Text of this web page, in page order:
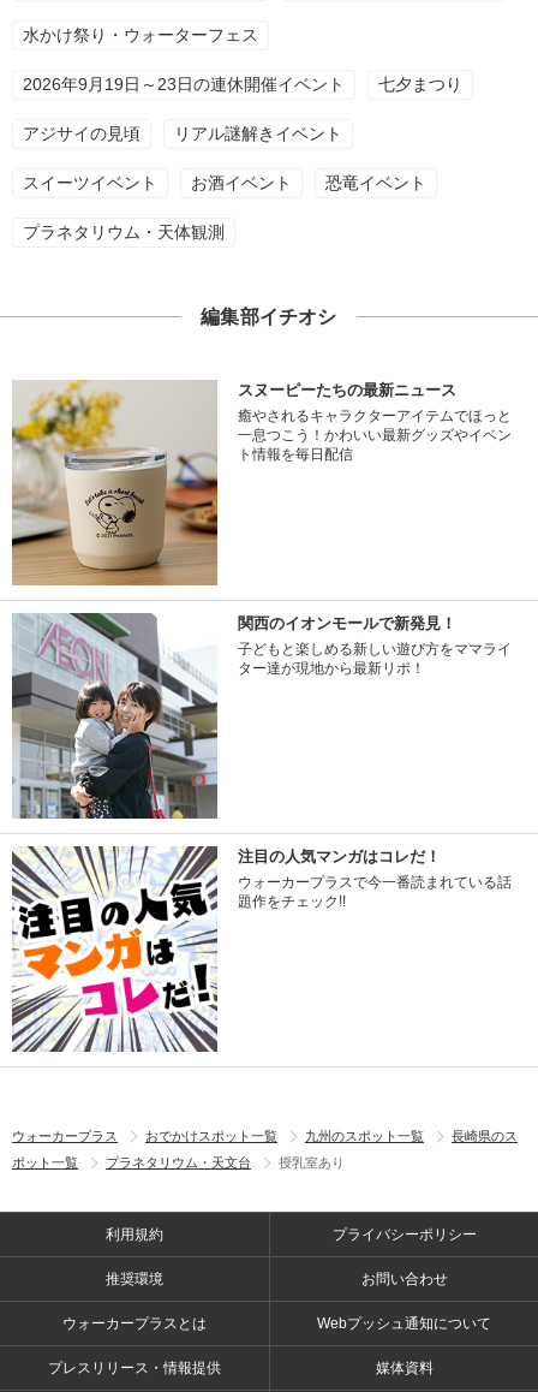
水かけ祭り・ウォーターフェス
2026年9月19日～23日の連休開催イベント 七夕まつり
アジサイの見頃 リアル謎解きイベント
スイーツイベント お酒イベント 恐竜イベント
プラネタリウム・天体観測
編集部イチオシ
スヌーピーたちの最新ニュース
癒やされるキャラクターアイテムでほっと
一息つこう！かわいい最新グッズやイベン
ト情報を毎日配信
関西のイオンモールで新発見！
子どもと楽しめる新しい遊び方をママライ
ター達が現地から最新リポ！
注目の人気マンガはコレだ！
ウォーカープラスで今一番読まれている話
題作をチェック!!
ウォーカープラス おでかけスポット一覧 九州のスポット一覧
長崎県のス
ポット一覧
プラネタリウム・天文台 授乳室あり
利用規約 プライバシーポリシー
推奨環境 お問い合わせ
ウォーカープラスとは Webプッシュ通知について
プレスリリース・情報提供 媒体資料